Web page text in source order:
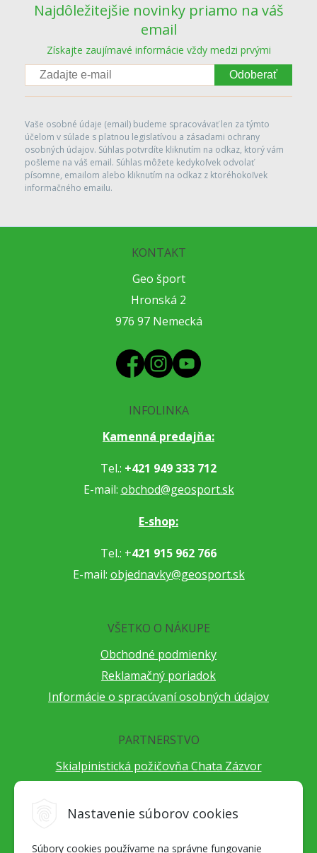
Nastavenie súborov cookies
Súbory cookies používame na správne fungovanie
Najdôležitejšie novinky priamo na váš
email
Získajte zaujímavé informácie vždy medzi prvými
Odoberať
Vaše osobné údaje (email) budeme spracovávať len za týmto
účelom v súlade s platnou legislatívou a zásadami ochrany
osobných údajov. Súhlas potvrdíte kliknutím na odkaz, ktorý vám
pošleme na váš email. Súhlas môžete kedykoľvek odvolať
písomne, emailom alebo kliknutím na odkaz z ktoréhokoľvek
informačného emailu.
KONTAKT
Geo šport
Hronská 2
976 97 Nemecká
INFOLINKA
Kamenná predajňa:
Tel.: +421 949 333 712
E-mail: obchod@geosport.sk
E-shop:
Tel.: +421 915 962 766
E-mail: objednavky@geosport.sk
VŠETKO O NÁKUPE
Obchodné podmienky
Reklamačný poriadok
Informácie o spracúvaní osobných údajov
PARTNERSTVO
Skialpinistická požičovňa Chata Zázvor
Cestovateľský festival Cestou necestou